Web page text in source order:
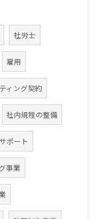
社労士
雇用
ィング契約
社内規程の整備
サポート
事業